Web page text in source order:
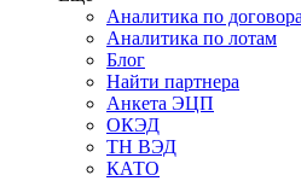
Аналитика по
Аналитика по лотам
Блог
Найти партнера
Анкета ЭЦП
ОКЭД
ТН ВЭД
КАТО